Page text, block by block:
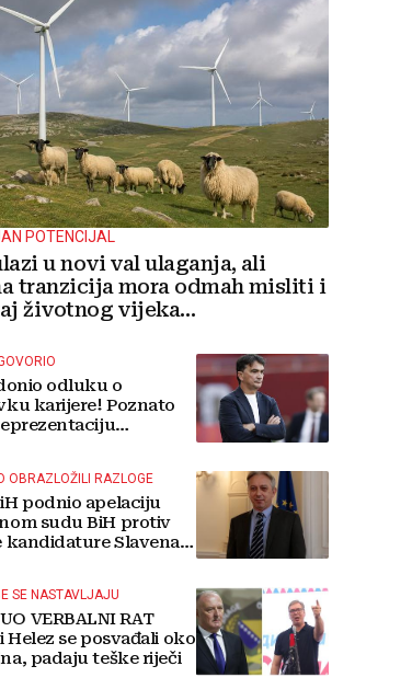
POTENCIJAL
u novi val ulaganja, ali
tranzicija mora odmah misliti i
životnog vijeka
odluku o
karijere! Poznato
OBRAZLOŽILI RAZLOGE
podnio apelaciju
sudu BiH protiv
kandidature Slavena
SE NASTAVLJAJU
VERBALNI RAT
Helez se posvađali oko
padaju teške riječi